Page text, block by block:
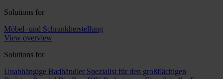
Solutions for
Möbel- und Schrankherstellung
View overview
Solutions for
Unabhängige Badhändler Spezialist für den großflächigen